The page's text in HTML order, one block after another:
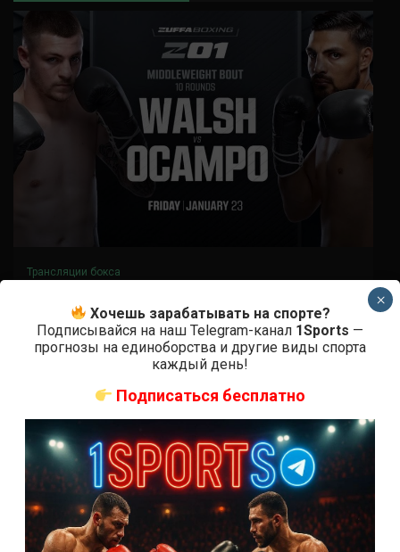
Трансляции бокса
2 недели тому назад Михаил Маслов
Хочешь зарабатывать на спорте?
Подписывайся на наш Telegram-канал 1Sports —
прогнозы на единоборства и другие виды спорта
каждый день!
Подписаться бесплатно
×